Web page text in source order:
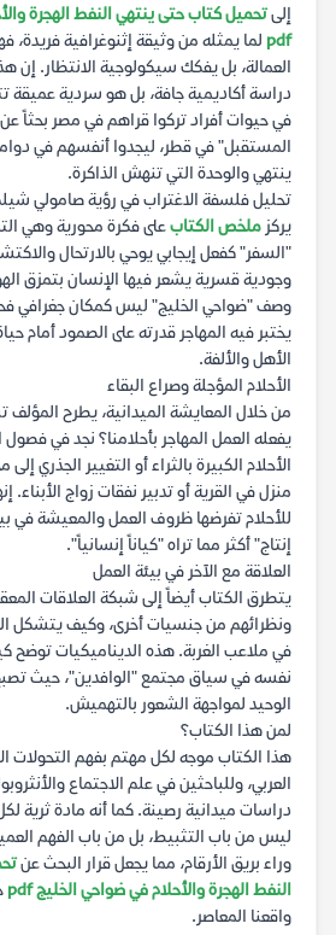
إلىتحميل كتاب حتى ينتهي النفط الهجرة
pdf لما يمثله من وثيقة إثنوغرافية فريدة،
العمالة، بل يفكك سيكولوجية الانتظار. إن
دراسة أكاديمية جافة، بل هو سردية عميقة
في حيوات أفراد تركوا قراهم في مصر بحثاً عن
المستقبل" في قطر، ليجدوا أنفسهم في
ينتهي والوحدة التي تنهش الذاكرة.
تحليل فلسفة الاغتراب في رؤية صامولي
يركز ملخص الكتابعلى فكرة محورية وهي
"السفر" كفعل إيجابي يوحي بالارتحال
وجودية قسرية يشعر فيها الإنسان بتمزق
وصف "ضواحي الخليج" ليس كمكان جغرافي
يختبر فيه المهاجر قدرته على الصمود أمام
الأهل والألفة.
الأحلام المؤجلة وصراع البقاء
من خلال المعايشة الميدانية، يطرح المؤلف
يفعله العمل المهاجر بأحلامنا؟ نجد في
الأحلام الكبيرة بالثراء أو التغيير الجذري
منزل في القرية أو تدبير نفقات زواج
للأحلام تفرضها ظروف العمل والمعيشة في
إنتاج" أكثر مما تراه "كياناً إنسانياً".
العلاقة مع الآخر في بيئة العمل
يتطرق الكتاب أيضاً إلى شبكة العلاقات
ونظرائهم من جنسيات أخرى، وكيف يتشكل
في ملاعب الغربة. هذه الديناميكيات توضح
نفسه في سياق مجتمع "الوافدين"، حيث
الوحيد لمواجهة الشعور بالتهميش.
لمن هذا الكتاب؟
هذا الكتاب موجه لكل مهتم بفهم التحولات
العربي، وللباحثين في علم الاجتماع
دراسات ميدانية رصينة. كما أنه مادة ثرية
ليس من باب التثبيط، بل من باب الفهم
وراء بريق الأرقام، مما يجعل قرار البحث عن
النفط الهجرة والأحلام في ضواحي الخليج pdf
واقعنا المعاصر.